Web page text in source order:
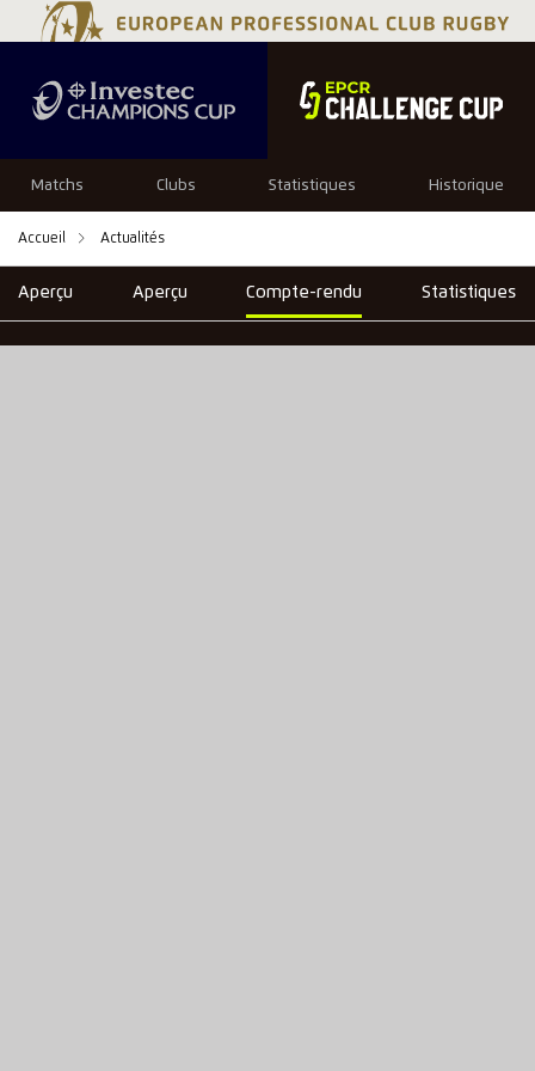
Matchs Clubs Statistiques Historique
Accueil Actualités
Aperçu Aperçu Compte-rendu Statistiques